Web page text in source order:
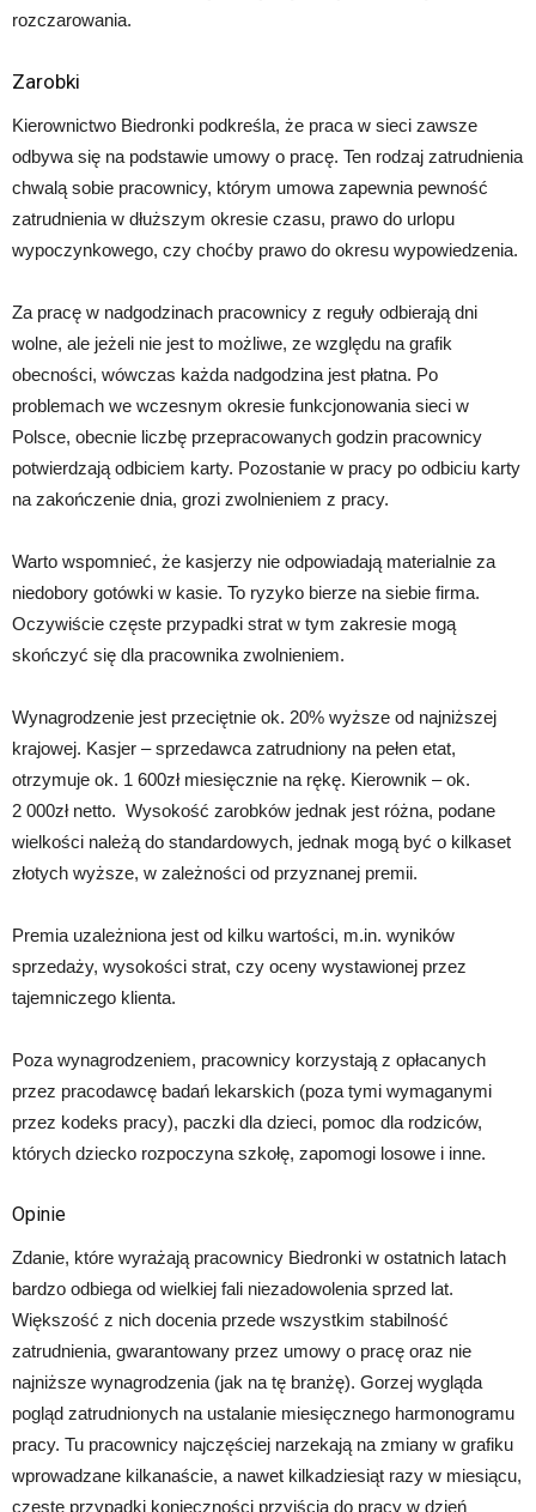
rozczarowania.
Zarobki
Kierownictwo Biedronki podkreśla, że praca w sieci zawsze
odbywa się na podstawie umowy o pracę. Ten rodzaj zatrudnienia
chwalą sobie pracownicy, którym umowa zapewnia pewność
zatrudnienia w dłuższym okresie czasu, prawo do urlopu
wypoczynkowego, czy choćby prawo do okresu wypowiedzenia.
Za pracę w nadgodzinach pracownicy z reguły odbierają dni
wolne, ale jeżeli nie jest to możliwe, ze względu na grafik
obecności, wówczas każda nadgodzina jest płatna. Po
problemach we wczesnym okresie funkcjonowania sieci w
Polsce, obecnie liczbę przepracowanych godzin pracownicy
potwierdzają odbiciem karty. Pozostanie w pracy po odbiciu karty
na zakończenie dnia, grozi zwolnieniem z pracy.
Warto wspomnieć, że kasjerzy nie odpowiadają materialnie za
niedobory gotówki w kasie. To ryzyko bierze na siebie firma.
Oczywiście częste przypadki strat w tym zakresie mogą
skończyć się dla pracownika zwolnieniem.
Wynagrodzenie jest przeciętnie ok. 20% wyższe od najniższej
krajowej. Kasjer – sprzedawca zatrudniony na pełen etat,
otrzymuje ok. 1 600zł miesięcznie na rękę. Kierownik – ok.
2 000zł netto. Wysokość zarobków jednak jest różna, podane
wielkości należą do standardowych, jednak mogą być o kilkaset
złotych wyższe, w zależności od przyznanej premii.
Premia uzależniona jest od kilku wartości, m.in. wyników
sprzedaży, wysokości strat, czy oceny wystawionej przez
tajemniczego klienta.
Poza wynagrodzeniem, pracownicy korzystają z opłacanych
przez pracodawcę badań lekarskich (poza tymi wymaganymi
przez kodeks pracy), paczki dla dzieci, pomoc dla rodziców,
których dziecko rozpoczyna szkołę, zapomogi losowe i inne.
Opinie
Zdanie, które wyrażają pracownicy Biedronki w ostatnich latach
bardzo odbiega od wielkiej fali niezadowolenia sprzed lat.
Większość z nich docenia przede wszystkim stabilność
zatrudnienia, gwarantowany przez umowy o pracę oraz nie
najniższe wynagrodzenia (jak na tę branżę). Gorzej wygląda
pogląd zatrudnionych na ustalanie miesięcznego harmonogramu
pracy. Tu pracownicy najczęściej narzekają na zmiany w grafiku
wprowadzane kilkanaście, a nawet kilkadziesiąt razy w miesiącu,
częste przypadki konieczności przyjścia do pracy w dzień